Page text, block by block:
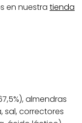
en nuestra tienda
almendras
sal, correctores